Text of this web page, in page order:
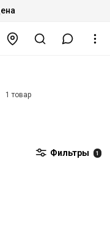
1 товар
Фильтры 1